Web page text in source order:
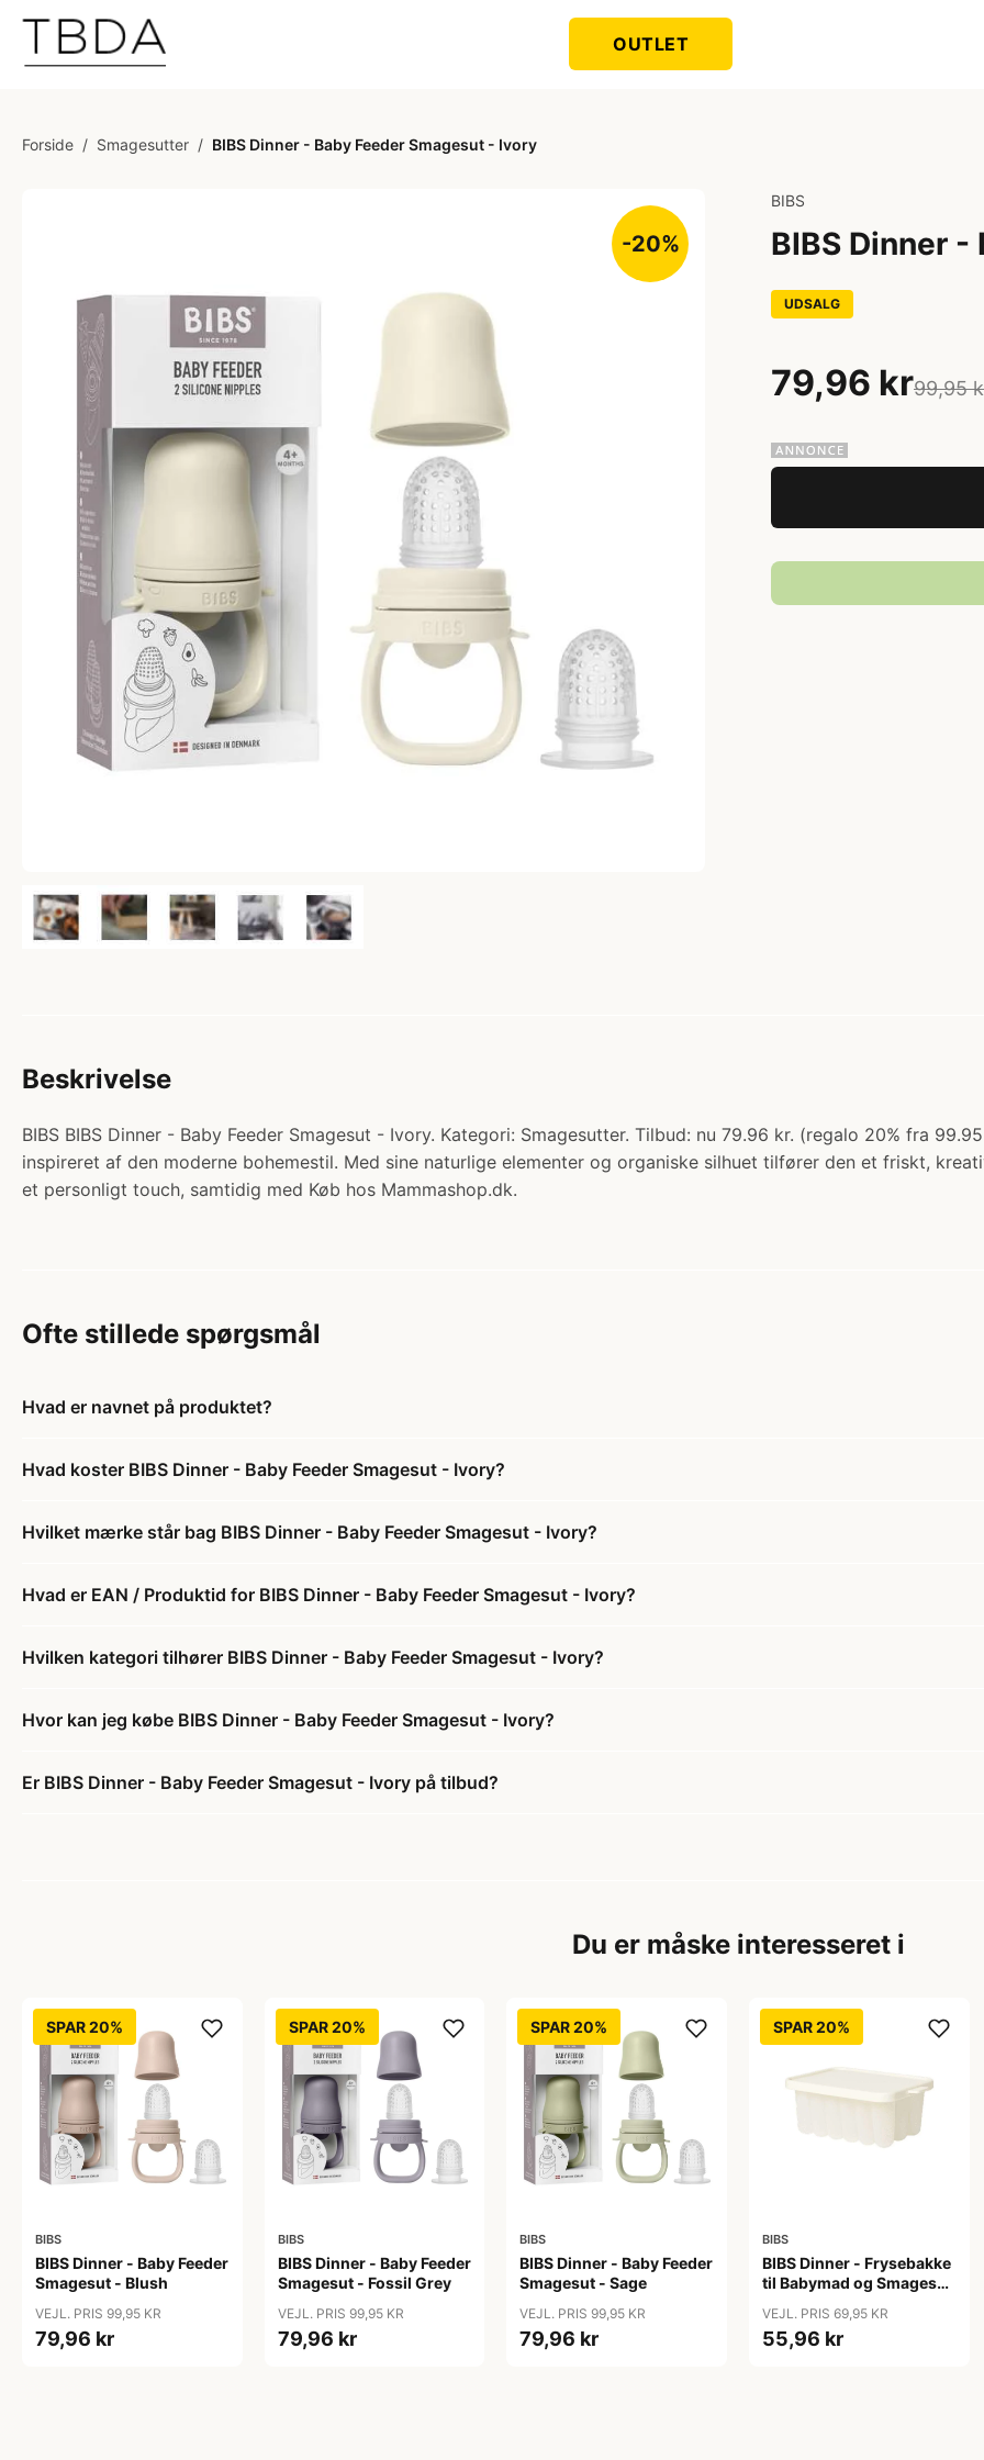
OUTLET
Forside / Smagesutter / BIBS Dinner - Baby Feeder Smagesut - Ivory
-20%
BIBS
BIBS Dinner
UDSALG
79,96 kr99,95
Beskrivelse
BIBS BIBS Dinner - Baby Feeder Smagesut - Ivory. Kategori: Smagesutter. Tilbud: nu 79.96 kr. (regalo 20% fra
inspireret af den moderne bohemestil. Med sine naturlige elementer og organiske silhuet tilfører den et friskt,
et personligt touch, samtidig med Køb hos Mammashop.dk.
Ofte stillede spørgsmål
Hvad er navnet på produktet?
Hvad koster BIBS Dinner - Baby Feeder Smagesut - Ivory?
Hvilket mærke står bag BIBS Dinner - Baby Feeder Smagesut - Ivory?
Hvad er EAN / Produktid for BIBS Dinner - Baby Feeder Smagesut - Ivory?
Hvilken kategori tilhører BIBS Dinner - Baby Feeder Smagesut - Ivory?
Hvor kan jeg købe BIBS Dinner - Baby Feeder Smagesut - Ivory?
Er BIBS Dinner - Baby Feeder Smagesut - Ivory på tilbud?
Du er måske interesseret i
SPAR 20%
BIBS
BIBS Dinner - Baby Feeder
Smagesut - Blush
VEJL. PRIS 99,95 KR
79,96 kr
SPAR 20%
BIBS
BIBS Dinner - Baby Feeder
Smagesut - Fossil Grey
VEJL. PRIS 99,95 KR
79,96 kr
SPAR 20%
BIBS
BIBS Dinner - Baby Feeder
Smagesut - Sage
VEJL. PRIS 99,95 KR
79,96 kr
SPAR 20%
BIBS
BIBS Dinner - Frysebakke
til Babymad og Smagesut
VEJL. PRIS 69,95 KR
55,96 kr